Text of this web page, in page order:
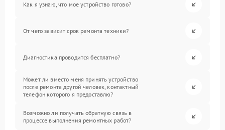
Как я узнаю, что мое устройство готово?
От чего зависит срок ремонта техники?
Диагностика проводится бесплатно?
Может ли вместо меня принять устройство
после ремонта другой человек, контактный
телефон которого я предоставлю?
Возможно ли получать обратную связь в
процессе выполнения ремонтных работ?